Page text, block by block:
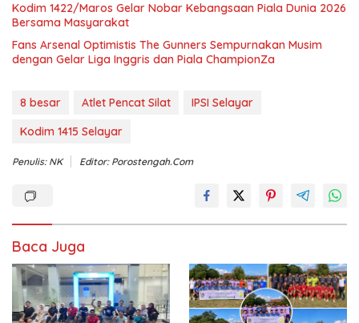
Kodim 1422/Maros Gelar Nobar Kebangsaan Piala Dunia 2026
Bersama Masyarakat
‎Fans Arsenal Optimistis The Gunners Sempurnakan Musim
dengan Gelar Liga Inggris dan Piala ChampionZa
8 besar Atlet Pencat Silat
IPSI Selayar
Kodim 1415 Selayar
Penulis: NK Editor: Porostengah.com
Baca Juga